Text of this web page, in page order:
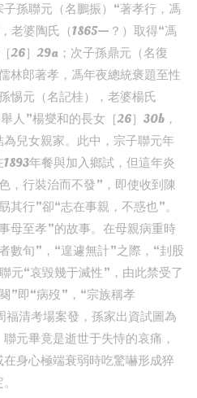
孫聯元（名鵬振）“著孝行，馮
老婆陶氏（1865—？）取得“馮
26］29a；次子孫鼎元（名復
林郎著孝，馮年夜總統褒題至性
惕元（名記桂），老婆楊氏
人”楊燮和的長女［26］30b，
兒女親家。此中，宗子聯元年
年餐與加入鄉試，但這年炎
，行裝治而不發”，即使收到陳
其行”卻“志在事親，不惑也”。
母至孝”的故事。在母親病重時
數旬”，“遑遽無計”之際，“刲股
元“哀毀幾于滅性”，由此禁受了
”即“病歿”，“宗族稱孝
福清考場案發，孫家出資試圖為
元畢竟是逝世于失恃的哀痛，
身心極端衰弱時吃驚嚇形成猝